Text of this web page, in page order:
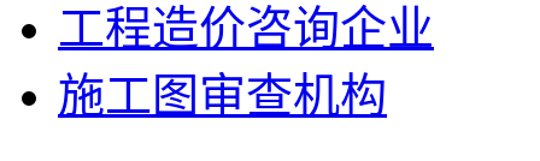
工程造价咨询企业
施工图审查机构